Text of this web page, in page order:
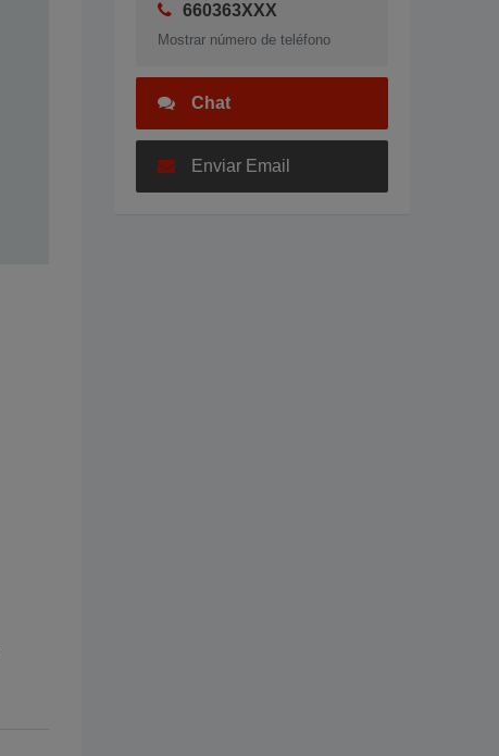
660363XXX
Mostrar número de teléfono
Chat
Enviar Email